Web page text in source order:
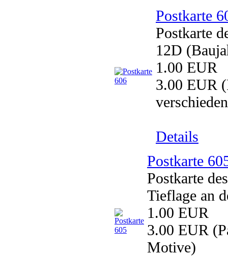
Postkarte
Postkarte
12D
1.00 EUR
3.00 EUR
Details
Postkarte
Postkarte
Tieflage an
1.00 EUR
3.00 EUR
Motive)